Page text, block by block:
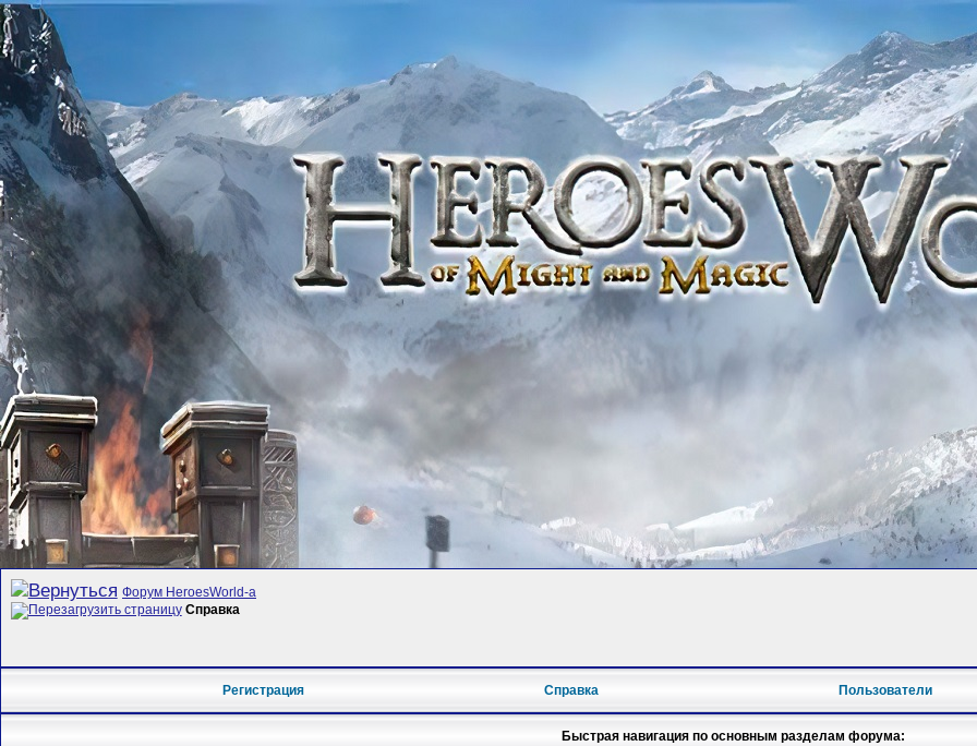
Форум HeroesWorld-а
Справка
Регистрация Справка Пользователи
Быстрая навигация по основным разделам форума: